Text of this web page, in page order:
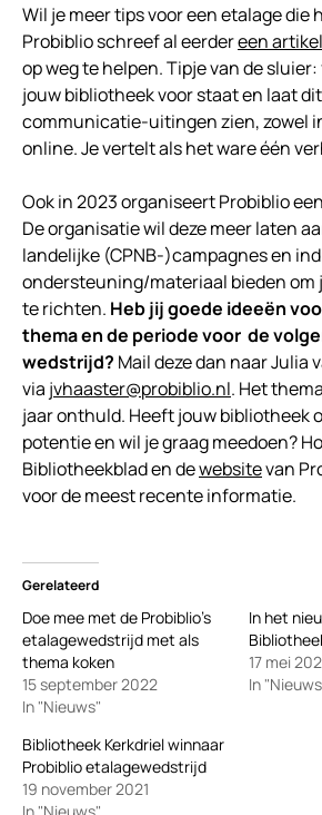
Wil je meer tips voor een etalage die
Probiblio schreef al eerdereen artikel
op weg te helpen. Tipje van de
jouw bibliotheek voor staat en laat
communicatie-uitingen zien, zowel
online. Je vertelt als het ware één
Ook in 2023 organiseert Probiblio
De organisatie wil deze meer laten
landelijke (CPNB-)campagnes en
ondersteuning/materiaal bieden om
te richten. Heb jij goede ideeën
thema en de periode voor de
wedstrijd? Mail deze dan naar Julia
via jvhaaster@probiblio.nl. Het
jaar onthuld. Heeft jouw bibliotheek
potentie en wil je graag meedoen?
Bibliotheekblad en dewebsitevan
voor de meest recente informatie.
Gerelateerd
Doe mee met de Probiblio’s
etalagewedstrijd met als
thema koken
15 september 2022
In "Nieuws"
In het
17 mei
In
Bibliotheek Kerkdriel winnaar
Probiblio etalagewedstrijd
19 november 2021
In "Nieuws"